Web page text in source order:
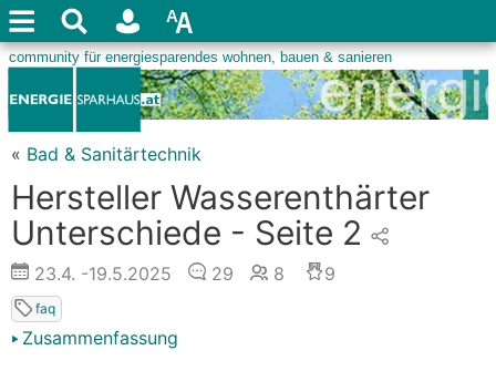
« Bad & Sanitärtechnik
Hersteller Wasserenthärter
Unterschiede - Seite 2
23.4. -19.5.2025 29 8 9
faq
Zusammenfassung